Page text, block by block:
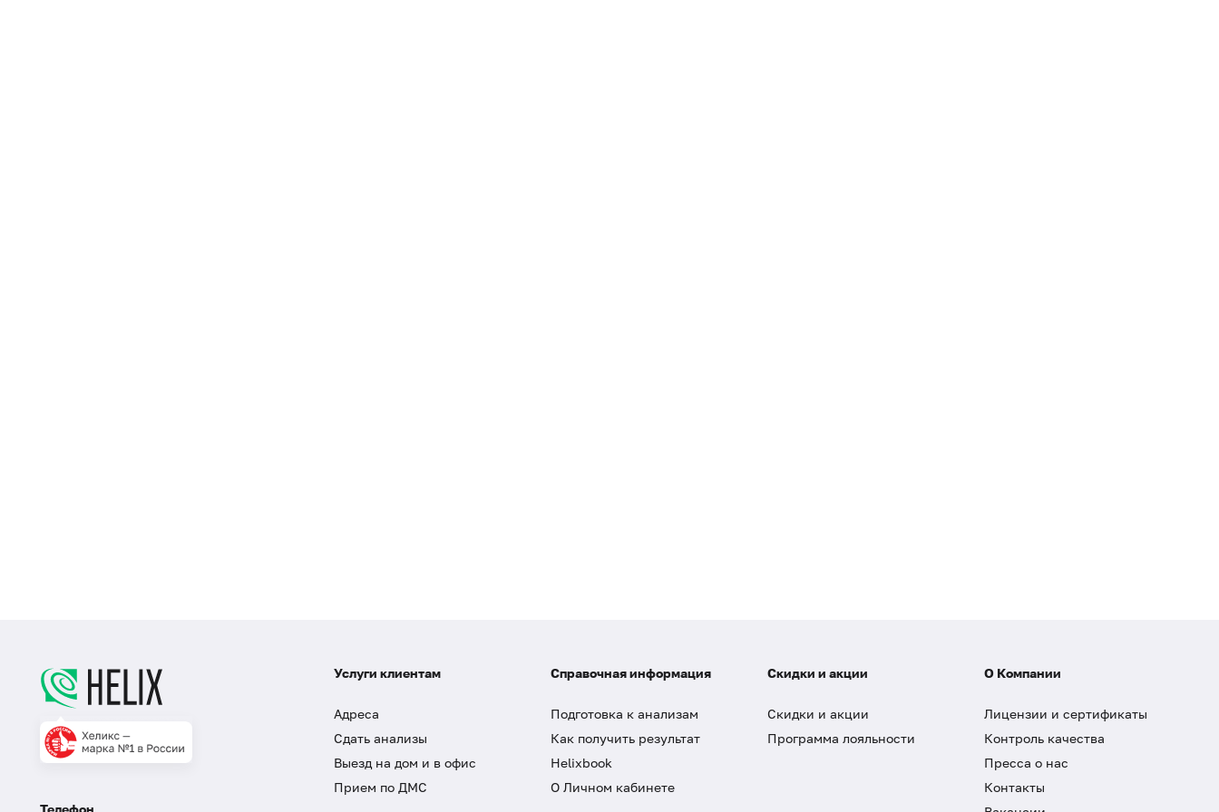
Услуги клиентам
Адреса
Сдать анализы
Выезд на дом и в офис
Прием по ДМС
Справочная информация
Подготовка к анализам
Как получить результат
Helixbook
О Личном кабинете
Скидки и акции
Скидки и акции
Программа лояльности
О Компании
Лицензии и сертификаты
Контроль качества
Пресса о нас
Контакты